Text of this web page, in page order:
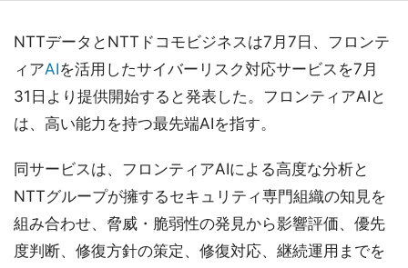
NTTデータとNTTドコモビジネスは7月7日、フロンテ
ィアAIを活用したサイバーリスク対応サービスを7月
31日より提供開始すると発表した。フロンティアAIと
は、高い能力を持つ最先端AIを指す。
同サービスは、フロンティアAIによる高度な分析と
NTTグループが擁するセキュリティ専門組織の知見を
組み合わせ、脅威・脆弱性の発見から影響評価、優先
度判断、修復方針の策定、修復対応、継続運用までを